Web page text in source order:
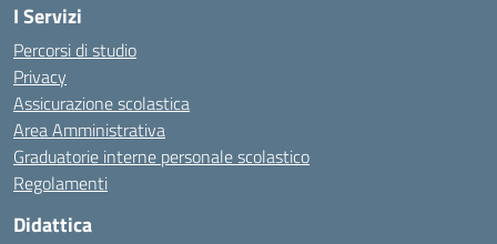
I Servizi
Percorsi di studio
Privacy
Assicurazione scolastica
Area Amministrativa
Graduatorie interne personale scolastico
Regolamenti
Didattica